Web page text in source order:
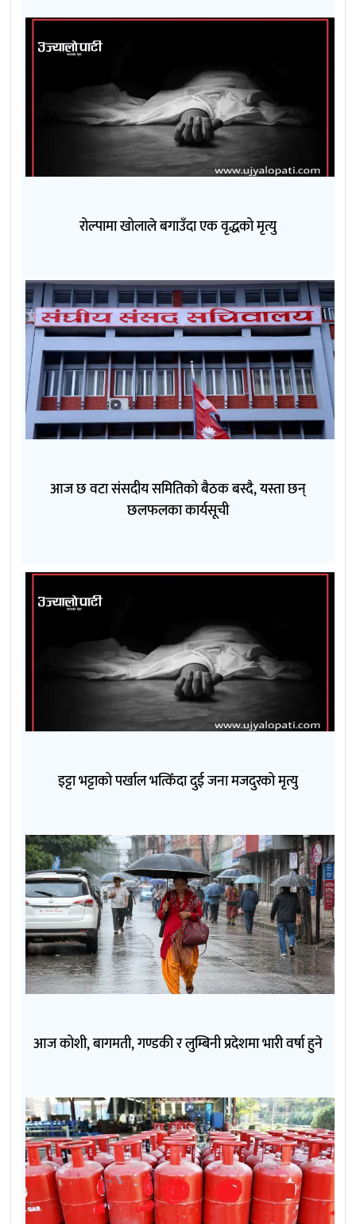
रोल्पामा खोलाले बगाउँदा एक वृद्धको मृत्यु
आज छ वटा संसदीय समितिको बैठक बस्दै, यस्ता छन्
छलफलका कार्यसूची
इट्टा भट्टाको पर्खाल भत्किँदा दुई जना मजदुरको मृत्यु
आज कोशी, बागमती, गण्डकी र लुम्बिनी प्रदेशमा भारी वर्षा हुने